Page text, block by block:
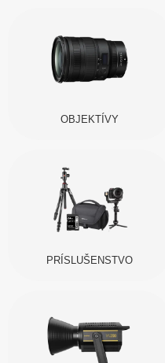
OBJEKTÍVY
PRÍSLUŠENSTVO